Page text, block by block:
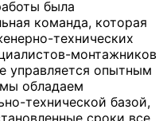
была
команда, которая
технических
монтажников
управляется опытным
обладаем
технической базой,
сроки все